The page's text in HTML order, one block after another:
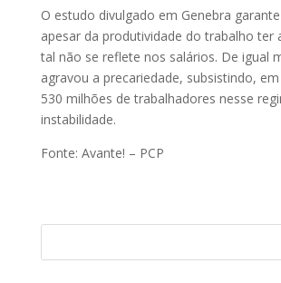
O estudo divulgado em Genebra
apesar da produtividade do trabalho ter
tal não se reflete nos salários. De igual
agravou a precariedade, subsistindo,
530 milhões de trabalhadores nesse
instabilidade.
Fonte: Avante! – PCP